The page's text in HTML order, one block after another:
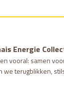
Energie
samen
terugblikken,